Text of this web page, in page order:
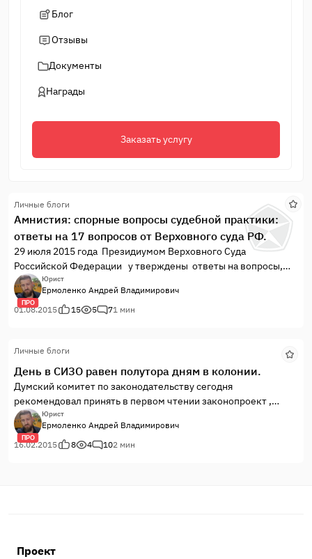
Блог
Отзывы
Документы
Награды
Заказать услугу
Личные блоги
Амнистия: спорные вопросы судебной практики:
ответы на 17 вопросов от Верховного суда РФ.
29 июля 2015 года Президиумом Верховного Суда
Российской Федерации у тверждены ответы на вопросы,
поступившие из судов, по применению постановлений
Государственной Думы Федерального Собрания Российской
Федерации от 24 апреля 2015 г. №№ 6576-6 ГД и 6578-6 ГД
ПРО
Юрист
Ермоленко Андрей Владимирович
01.08.2015
15 5 71 мин
Личные блоги
День в СИЗО равен полутора дням в колонии.
Думский комитет по законодательству сегодня
рекомендовал принять в первом чтении законопроект ,
который меняет систему зачета срока, проведенного в СИЗО
до вступления приговора в силу.
ПРО
Юрист
Ермоленко Андрей Владимирович
16.02.2015
8 4 102 мин
Проект